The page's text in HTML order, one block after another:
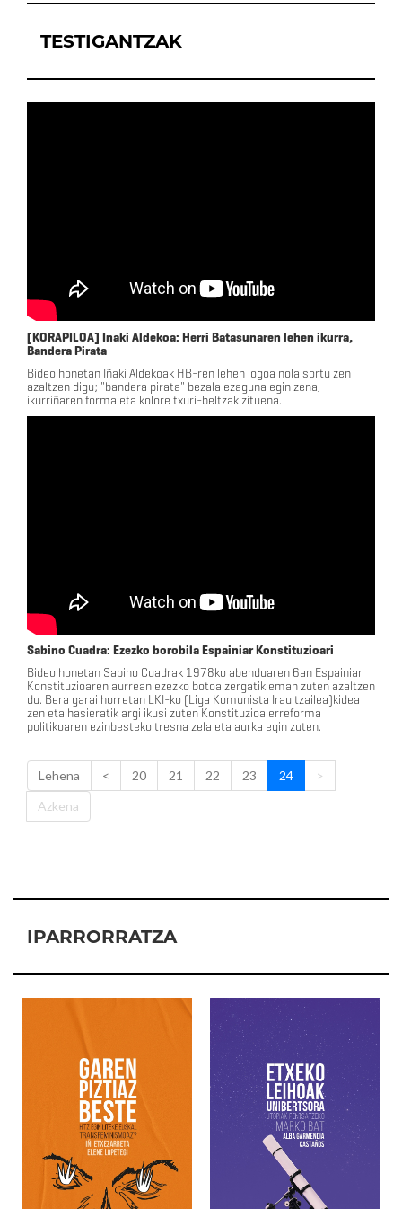
TESTIGANTZAK
[KORAPILOA] Inaki Aldekoa: Herri Batasunaren lehen ikurra,
Bandera Pirata
Bideo honetan Iñaki Aldekoak HB-ren lehen logoa nola sortu zen
azaltzen digu; "bandera pirata" bezala ezaguna egin zena,
ikurriñaren forma eta kolore txuri-beltzak zituena.
Sabino Cuadra: Ezezko borobila Espainiar Konstituzioari
Bideo honetan Sabino Cuadrak 1978ko abenduaren 6an Espainiar
Konstituzioaren aurrean ezezko botoa zergatik eman zuten azaltzen
du. Bera garai horretan LKI-ko (Liga Komunista Iraultzailea)kidea
zen eta hasieratik argi ikusi zuten Konstituzioa erreforma
politikoaren ezinbesteko tresna zela eta aurka egin zuten.
Lehena < 20 21 22 23 24
>
Azkena
IPARRORRATZA